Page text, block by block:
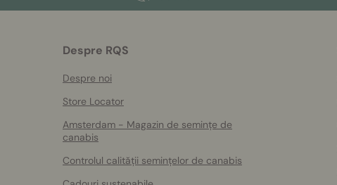
Despre RQS
Despre noi
Store Locator
Amsterdam - Magazin de semințe de
canabis
Controlul calității semințelor de canabis